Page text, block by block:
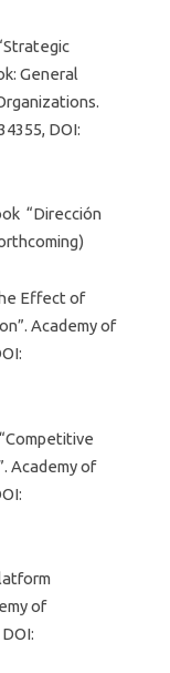
General
DOI:
“Dirección
Effect of
Academy of
Academy of
of